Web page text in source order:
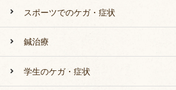
スポーツでのケガ・症状
鍼治療
学生のケガ・症状